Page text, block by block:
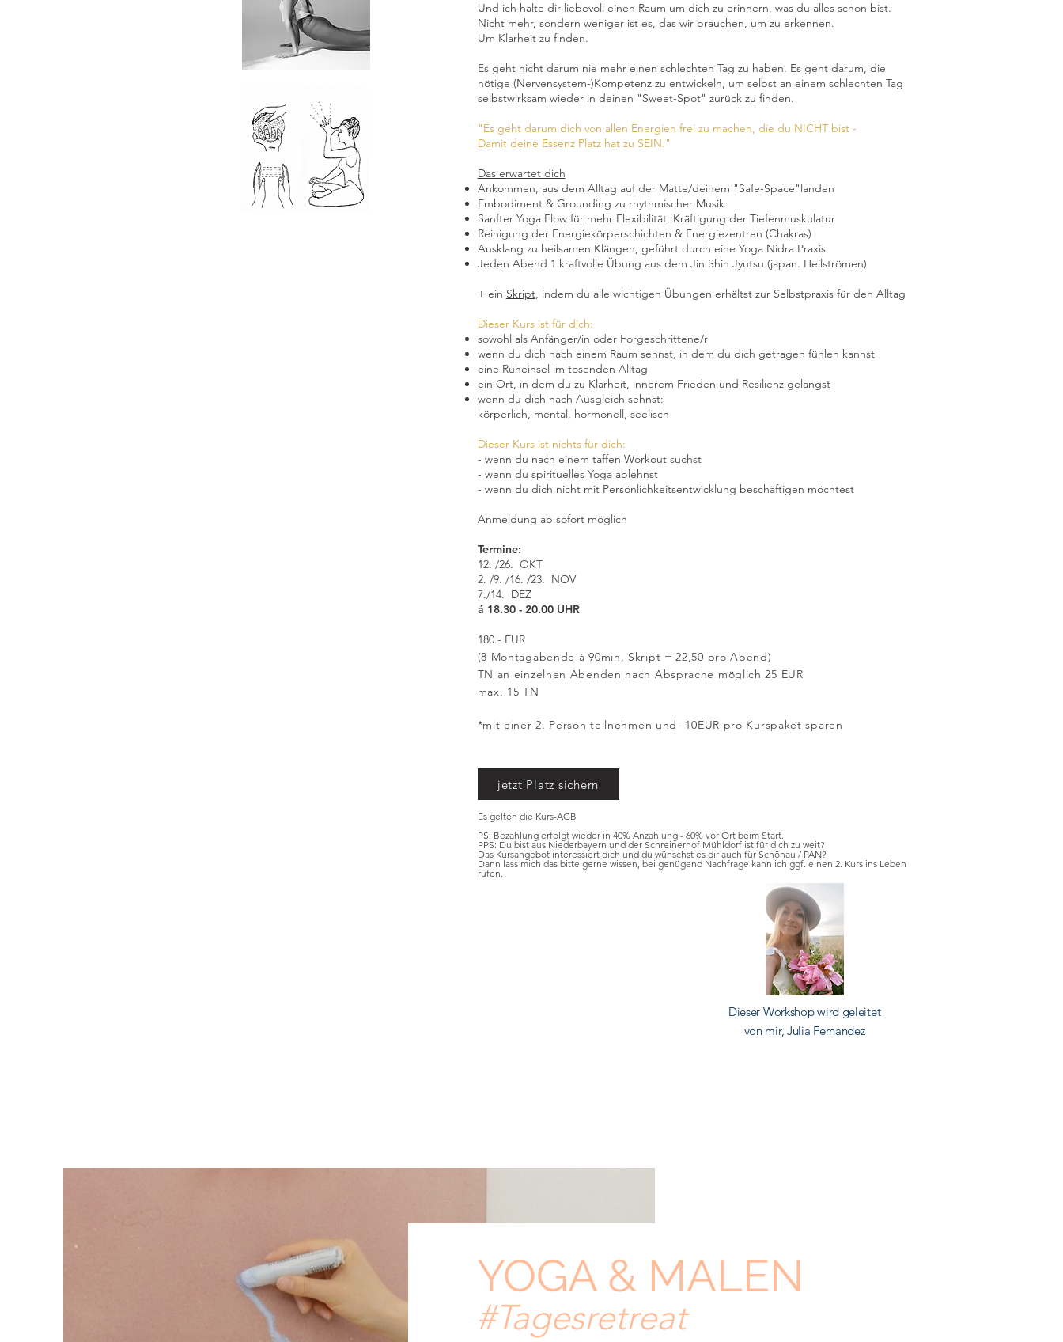
Und ich halte dir liebevoll einen Raum um dich zu erinnern, was du alles schon bist.
Nicht mehr, sondern weniger ist es, das wir brauchen, um zu erkennen.
Um Klarheit zu finden.
Es geht nicht darum nie mehr einen schlechten Tag zu haben. Es geht darum, die
nötige (Nervensystem-)Kompetenz zu entwickeln, um selbst an einem schlechten Tag
selbstwirksam wieder in deinen "Sweet-Spot" zurück zu finden.
"Es geht darum dich von allen Energien frei zu machen, die du NICHT bist -
Damit deine Essenz Platz hat zu SEIN."
Das erwartet dich
Ankommen, aus dem Alltag auf der Matte/deinem "Safe-Space"landen
Embodiment & Grounding zu rhythmischer Musik
Sanfter Yoga Flow für mehr Flexibilität, Kräftigung der Tiefenmuskulatur
Reinigung der Energiekörperschichten & Energiezentren (Chakras)
Ausklang zu heilsamen Klängen, geführt durch eine Yoga Nidra Praxis
Jeden Abend 1 kraftvolle Übung aus dem Jin Shin Jyutsu (japan. Heilströmen)
+ ein Skript, indem du alle wichtigen Übungen erhältst zur Selbstpraxis für den Alltag
Dieser Kurs ist für dich:
sowohl als Anfänger/in oder Forgeschrittene/r
wenn du dich nach einem Raum sehnst, in dem du dich getragen fühlen kannst
eine Ruheinsel im tosenden Alltag
ein Ort, in dem du zu Klarheit, innerem Frieden und Resilienz gelangst
wenn du dich nach Ausgleich sehnst:
körperlich, mental, hormonell, seelisch
Dieser Kurs ist nichts für dich:
- wenn du nach einem taffen Workout suchst
- wenn du spirituelles Yoga ablehnst
- wenn du dich nicht mit Persönlichkeitsentwicklung beschäftigen möchtest
Anmeldung ab sofort möglich
Termine:
12. /26. OKT
2. /9. /16. /23. NOV
7./14. DEZ
á 18.30 - 20.00 UHR
180.- EUR​​
(8 Montagabende á 90min, Skript = 22,50 pro Abend)
TN an einzelnen Abenden nach Absprache möglich 25 EUR
max. 15 TN ​
*mit einer 2. Person teilnehmen und -10EUR pro Kurspaket sparen​
Es gelten die Kurs-AGB
PS: Bezahlung erfolgt wieder in 40% Anzahlung - 60% vor Ort beim Start.
PPS: Du bist aus Niederbayern und der Schreinerhof Mühldorf ist für dich zu weit?
Das Kursangebot interessiert dich und du wünschst es dir auch für Schönau / PAN?
Dann lass mich das bitte gerne wissen, bei genügend Nachfrage kann ich ggf. einen 2. Kurs ins Leben
rufen.
jetzt Platz sichern
Dieser Workshop wird geleitet
von mir, Julia Fernandez
YOGA & MALEN
#Tagesretreat